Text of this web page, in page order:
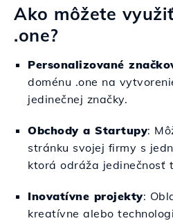
Ako môžete
.one?
Personalizované
doménu .one na
jedinečnej značky.
Obchody a Startupy:
stránku svojej firmy s
ktorá odráža jedinečnosť
Inovatívne projekty:
kreatívne alebo